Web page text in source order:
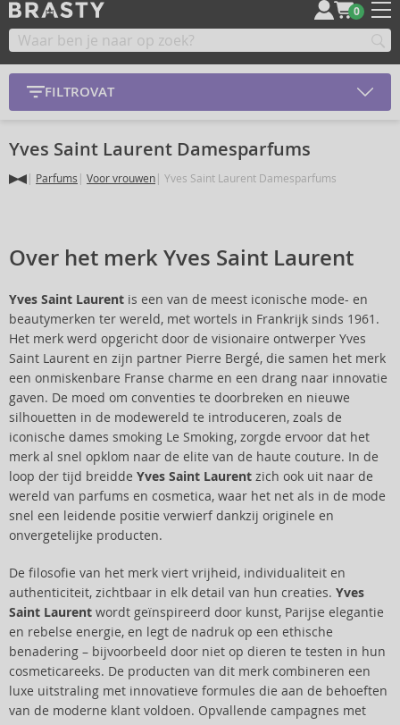
0
FILTROVAT
Yves Saint Laurent Damesparfums
Parfums Voor vrouwen Yves Saint Laurent Damesparfums
Over het merk Yves Saint Laurent
Yves Saint Laurent is een van de meest iconische mode- en
beautymerken ter wereld, met wortels in Frankrijk sinds 1961.
Het merk werd opgericht door de visionaire ontwerper Yves
Saint Laurent en zijn partner Pierre Bergé, die samen het merk
een onmiskenbare Franse charme en een drang naar innovatie
gaven. De moed om conventies te doorbreken en nieuwe
silhouetten in de modewereld te introduceren, zoals de
iconische dames smoking Le Smoking, zorgde ervoor dat het
merk al snel opklom naar de elite van de haute couture. In de
loop der tijd breidde Yves Saint Laurent zich ook uit naar de
wereld van parfums en cosmetica, waar het net als in de mode
snel een leidende positie verwierf dankzij originele en
onvergetelijke producten.
De filosofie van het merk viert vrijheid, individualiteit en
authenticiteit, zichtbaar in elk detail van hun creaties. Yves
Saint Laurent wordt geïnspireerd door kunst, Parijse elegantie
en rebelse energie, en legt de nadruk op een ethische
benadering – bijvoorbeeld door niet op dieren te testen in hun
cosmeticareeks. De producten van dit merk combineren een
luxe uitstraling met innovatieve formules die aan de behoeften
van de moderne klant voldoen. Opvallende campagnes met